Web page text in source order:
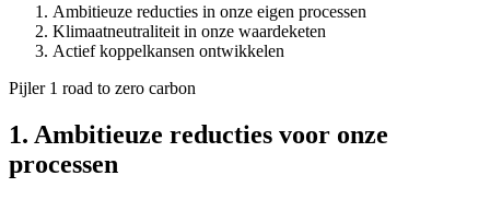
Ambitieuze reducties in onze eigen processen
Klimaatneutraliteit in onze waardeketen
Actief koppelkansen ontwikkelen
Pijler 1 road to zero carbon
1. Ambitieuze reducties voor onze
processen